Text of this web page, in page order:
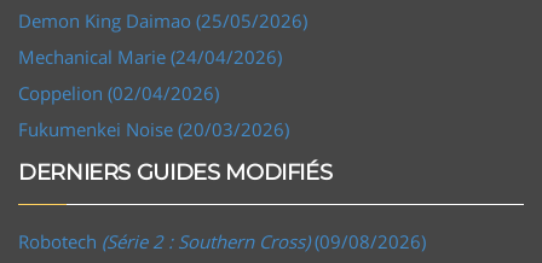
Demon King Daimao (25/05/2026)
Mechanical Marie (24/04/2026)
Coppelion (02/04/2026)
Fukumenkei Noise (20/03/2026)
DERNIERS GUIDES MODIFIÉS
Robotech (Série 2 : Southern Cross)(09/08/2026)